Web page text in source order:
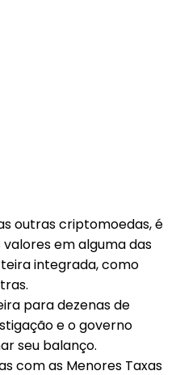
outras criptomoedas, é
em alguma das
integrada, como
para dezenas de
e o governo
seu balanço.
com as Menores Taxas